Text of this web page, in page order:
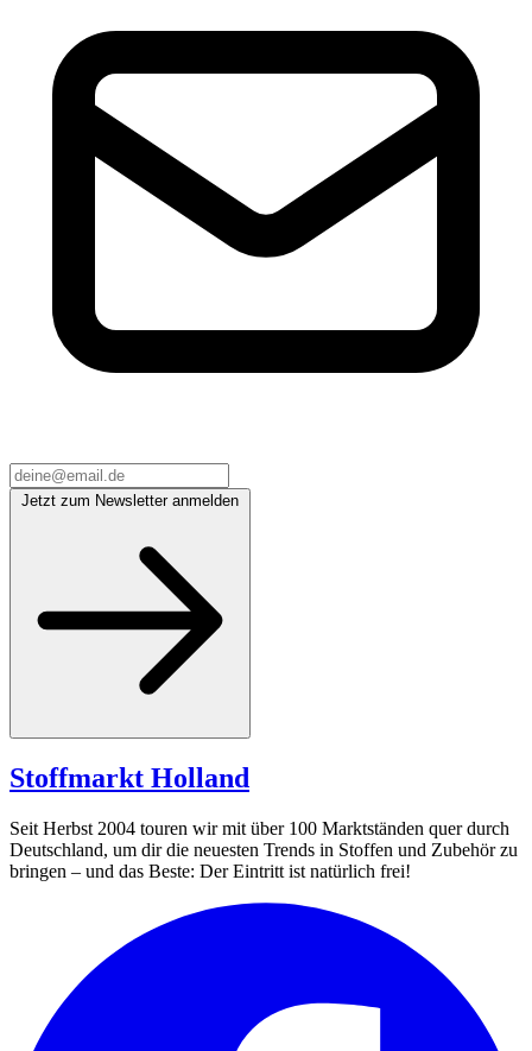
Jetzt zum Newsletter anmelden
Stoffmarkt Holland
Seit Herbst 2004 touren wir mit über 100 Marktständen quer durch
Deutschland, um dir die neuesten Trends in Stoffen und Zubehör zu
bringen – und das Beste: Der Eintritt ist natürlich frei!